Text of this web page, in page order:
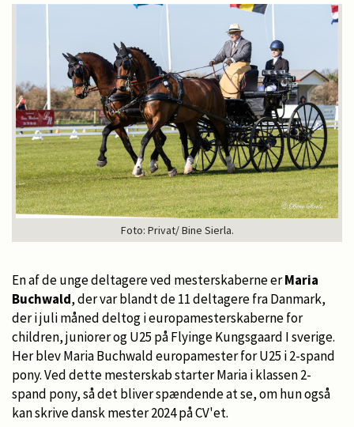
Foto: Privat/ Bine Sierla.
En af de unge deltagere ved mesterskaberne erMaria
Buchwald, der var blandt de 11 deltagere fra Danmark,
der i juli måned deltog i europamesterskaberne for
children, juniorer og U25 på Flyinge Kungsgaard I sverige.
Her blev Maria Buchwald europamester for U25 i 2-spand
pony. Ved dette mesterskab starter Maria i klassen 2-
spand pony, så det bliver spændende at se, om hun også
kan skrive dansk mester 2024 på CV'et.